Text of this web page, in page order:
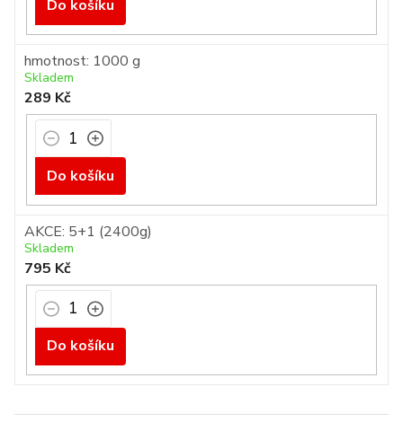
Do košíku
hmotnost: 1000 g
Skladem
289 Kč
Do košíku
AKCE: 5+1 (2400g)
Skladem
795 Kč
Do košíku